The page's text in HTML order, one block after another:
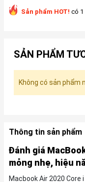
Sản phẩm HOT! có 1
SẢN PHẨM
Không có sản phẩm
Thông tin sản phẩm
Đánh giá
mỏng nhẹ, hiệu
Macbook Air 2020